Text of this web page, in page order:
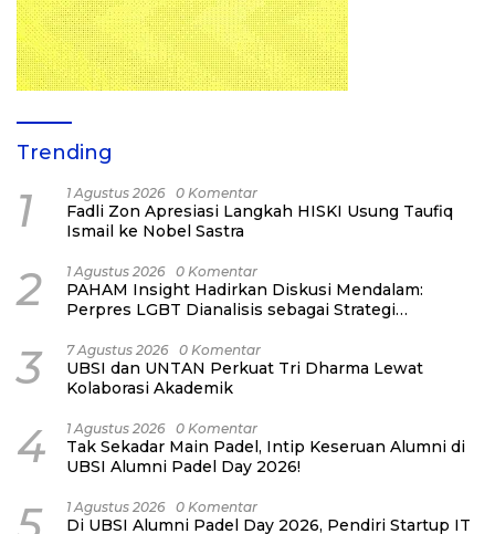
Trending
1 1 Agustus 2026 0 Komentar
Fadli Zon Apresiasi Langkah HISKI Usung Taufiq
Ismail ke Nobel Sastra
2 1 Agustus 2026 0 Komentar
PAHAM Insight Hadirkan Diskusi Mendalam:
Perpres LGBT Dianalisis sebagai Strategi
3 7 Agustus 2026 0 Komentar
UBSI dan UNTAN Perkuat Tri Dharma Lewat
Kolaborasi Akademik
4 1 Agustus 2026 0 Komentar
Tak Sekadar Main Padel, Intip Keseruan Alumni di
UBSI Alumni Padel Day 2026!
1 Agustus 2026 0 Komentar
Di UBSI Alumni Padel Day 2026, Pendiri Startup IT